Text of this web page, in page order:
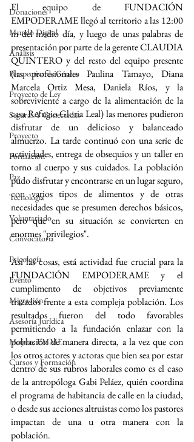
Donaciones
Mundo Digital
Análisis
Perspectiva de Género
Proyecto de Ley
Seguras Y Conectadas
Proyecto
Formacion
Paz
Tecnología
Voluntariado
Convocatoria
Psicología
Evento
Migración
Asesoría Jurídica
Mujeres EMME
Cursos y Formación
El equipo de FUNDACIÓN
EMPODERAME llegó al territorio a las 12:00
m del medio día, y luego de unas palabras de
presentación por parte de la gerente CLAUDIA
QUINTERO y del resto del equipo presente
(las profesionales Paulina Tamayo, Diana
Marcela Ortiz Mesa, Daniela Ríos, y la
sobreviviente a cargo de la alimentación de la
casa Refugio Gloria Leal) las menores pudieron
disfrutar de un delicioso y balanceado
almuerzo. La tarde continuó con una serie de
actividades, entrega de obsequios y un taller en
torno al cuerpo y sus cuidados. La población
pudo disfrutar y encontrarse en un lugar seguro,
con varios tipos de alimentos y de otras
necesidades que se presumen derechos básicos,
pero que en su situación se convierten en
enormes "privilegios".
Así las cosas, está actividad fue crucial para la
FUNDACIÓN EMPODERAME y el
cumplimento de objetivos previamente
trazados frente a esta compleja población. Los
resultados fueron del todo favorables
permitiendo a la fundación enlazar con la
población de manera directa, a la vez que con
los otros actores y actoras que bien sea por estar
dentro de sus rubros laborales como es el caso
de la antropóloga Gabi Peláez, quién coordina
el programa de habitancia de calle en la ciudad,
o desde sus acciones altruistas como los pastores
impactan de una u otra manera con la
población.